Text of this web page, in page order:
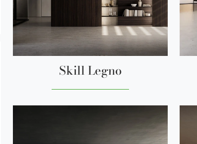
Skill Legno